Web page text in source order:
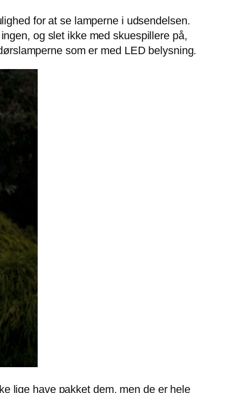
for at se lamperne i udsendelsen.
og slet ikke med skuespillere på,
som er med LED belysning.
lige have pakket dem, men de er hele